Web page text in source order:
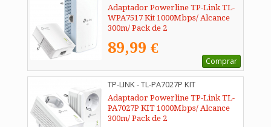
Adaptador Powerline TP-Link TL-
WPA7517 Kit 1000Mbps/ Alcance
300m/ Pack de 2
89,99 €
Comprar
TP-LINK - TL-PA7027P KIT
Adaptador Powerline TP-Link TL-
PA7027P KIT 1000Mbps/ Alcance
300m/ Pack de 2